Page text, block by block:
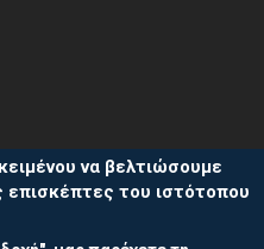
ΔΕΛΤΙΟ
να βελτιώσουμε
επισκέπτες του ιστότοπου